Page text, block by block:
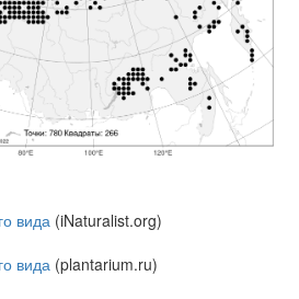
вида (iNaturalist.org)
вида (plantarium.ru)